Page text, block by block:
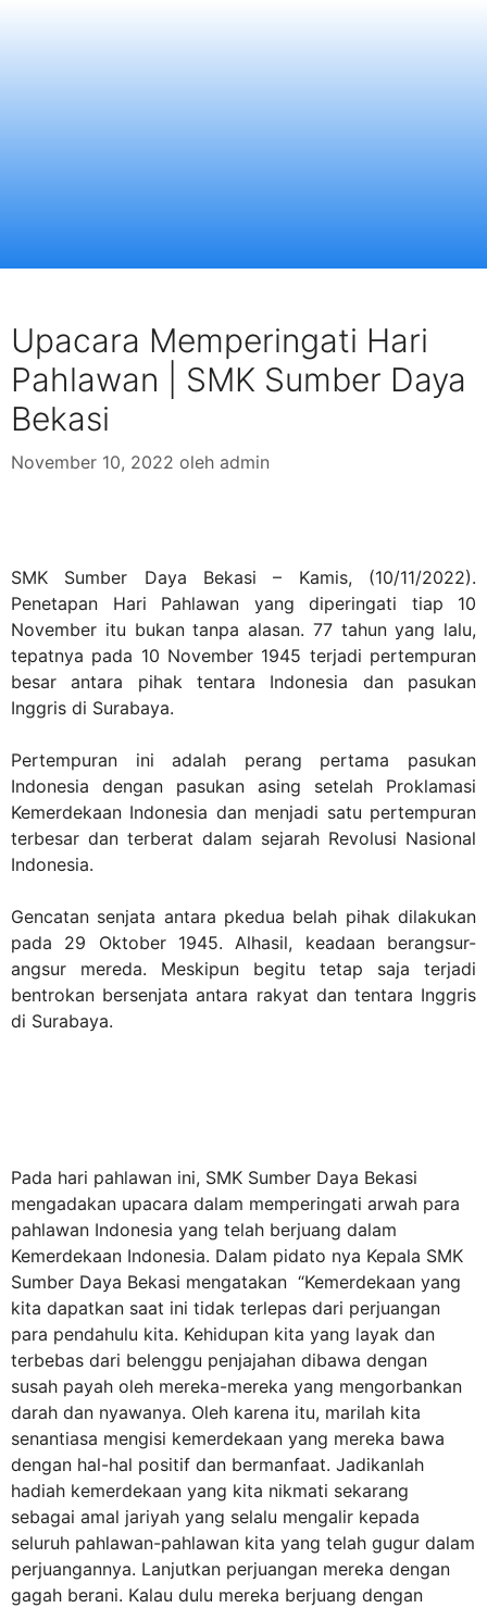
Upacara Memperingati Hari
Pahlawan | SMK Sumber Daya
Bekasi
November 10, 2022 oleh admin
SMK Sumber Daya Bekasi – Kamis, (10/11/2022).
Penetapan Hari Pahlawan yang diperingati tiap 10
November itu bukan tanpa alasan. 77 tahun yang lalu,
tepatnya pada 10 November 1945 terjadi pertempuran
besar antara pihak tentara Indonesia dan pasukan
Inggris di Surabaya.
Pertempuran ini adalah perang pertama pasukan
Indonesia dengan pasukan asing setelah Proklamasi
Kemerdekaan Indonesia dan menjadi satu pertempuran
terbesar dan terberat dalam sejarah Revolusi Nasional
Indonesia.
Gencatan senjata antara pkedua belah pihak dilakukan
pada 29 Oktober 1945. Alhasil, keadaan berangsur-
angsur mereda. Meskipun begitu tetap saja terjadi
bentrokan bersenjata antara rakyat dan tentara Inggris
di Surabaya.
Pada hari pahlawan ini, SMK Sumber Daya Bekasi
mengadakan upacara dalam memperingati arwah para
pahlawan Indonesia yang telah berjuang dalam
Kemerdekaan Indonesia. Dalam pidato nya Kepala SMK
Sumber Daya Bekasi mengatakan “Kemerdekaan yang
kita dapatkan saat ini tidak terlepas dari perjuangan
para pendahulu kita. Kehidupan kita yang layak dan
terbebas dari belenggu penjajahan dibawa dengan
susah payah oleh mereka-mereka yang mengorbankan
darah dan nyawanya. Oleh karena itu, marilah kita
senantiasa mengisi kemerdekaan yang mereka bawa
dengan hal-hal positif dan bermanfaat. Jadikanlah
hadiah kemerdekaan yang kita nikmati sekarang
sebagai amal jariyah yang selalu mengalir kepada
seluruh pahlawan-pahlawan kita yang telah gugur dalam
perjuangannya. Lanjutkan perjuangan mereka dengan
gagah berani. Kalau dulu mereka berjuang dengan